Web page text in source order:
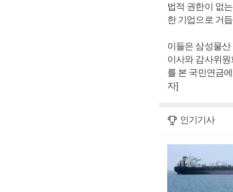
법적 권한이 없
한 기업으로 거
이들은 삼성물
이사와 감사위
를 본 국민연금
자]
인기기사